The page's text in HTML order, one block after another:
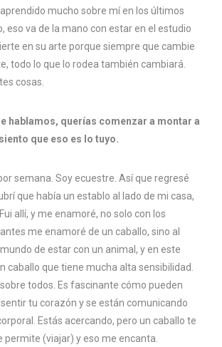
mucho sobre mí en los últimos
eso va de la mano con estar en el estudio
en su arte porque siempre que cambie
todo lo que lo rodea también cambiará.
cosas.
hablamos, querías comenzar a montar a
que eso es lo tuyo.
semana. Soy ecuestre. Así que regresé
que había un establo al lado de mi casa,
allí, y me enamoré, no solo con los
me enamoré de un caballo, sino al
de estar con un animal, y en este
caballo que tiene mucha alta sensibilidad.
todos. Es fascinante cómo pueden
tu corazón y se están comunicando
Estás acercando, pero un caballo te
permite (viajar) y eso me encanta.